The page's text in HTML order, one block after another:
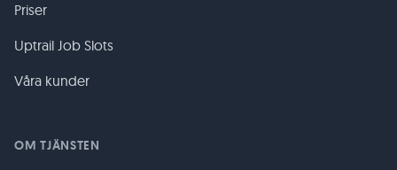
Priser
Uptrail Job Slots
Våra kunder
OM TJÄNSTEN